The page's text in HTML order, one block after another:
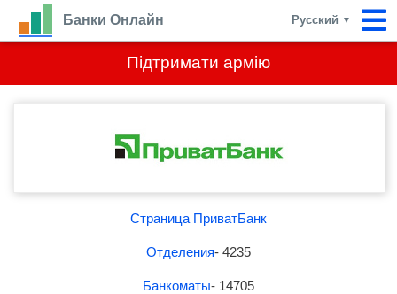
Підтримати армію
Банки Онлайн Русский ▼
Страница ПриватБанк
Отделения- 4235
Банкоматы- 14705